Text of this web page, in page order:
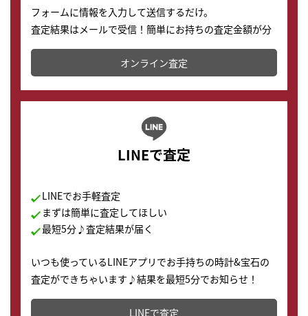
フォームに情報を入力して送信するだけ。
査定結果はメールで受信！簡単にお持ちの査定金額が分
かります。
オンライン査定
LINEで査定
LINEでお手軽査定
まずは簡単に査定してほしい
最短5分♪査定結果が届く
いつも使っているLINEアプリでお手持ちの時計&宝石の
査定ができちゃいます♪結果を最短5分でお知らせ！
どこからでもすぐに査定金額を知ることが出来ます。
LINEで査定